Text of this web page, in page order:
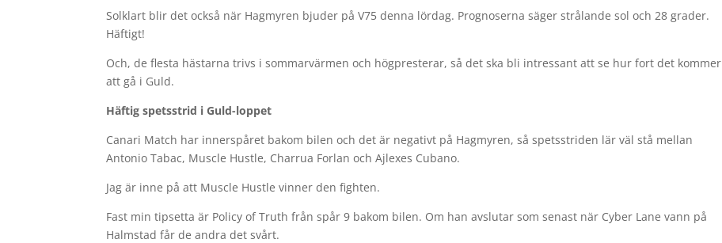
Solklart blir det också när Hagmyren bjuder på V75 denna lördag. Prognoserna säger strålande sol och 28 grader.
Häftigt!
Och, de flesta hästarna trivs i sommarvärmen och högpresterar, så det ska bli intressant att se hur fort det kommer
att gå i Guld.
Häftig spetsstrid i Guld-loppet
Canari Match har innerspåret bakom bilen och det är negativt på Hagmyren, så spetsstriden lär väl stå mellan
Antonio Tabac, Muscle Hustle, Charrua Forlan och Ajlexes Cubano.
Jag är inne på att Muscle Hustle vinner den fighten.
Fast min tipsetta är Policy of Truth från spår 9 bakom bilen. Om han avslutar som senast när Cyber Lane vann på
Halmstad får de andra det svårt.